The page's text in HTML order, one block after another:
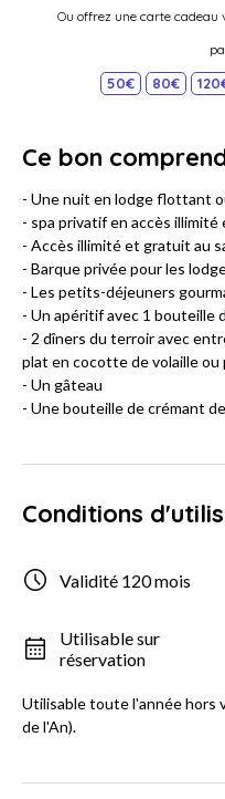
Ou offrez une carte cadeau
50€ 80€
Ce bon
- Une nuit en lodge flottant
- spa privatif en accès
- Accès illimité et gratuit au
- Barque privée pour les
- Les petits-déjeuners
- Un apéritif avec 1 bouteille
- 2 dîners du terroir avec
plat en cocotte de volaille
- Un gâteau
- Une bouteille de crémant
Conditions
Validité 120 mois
Utilisable sur
réservation
Utilisable toute l'année hors
de l'An).